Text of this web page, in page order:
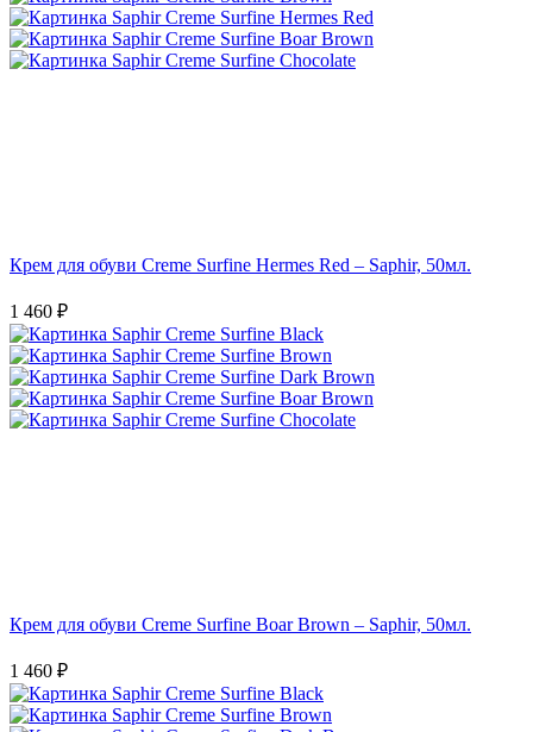
Крем для обуви Creme Surfine Hermes Red – Saphir, 50мл.
1 460 ₽
Крем для обуви Creme Surfine Boar Brown – Saphir, 50мл.
1 460 ₽